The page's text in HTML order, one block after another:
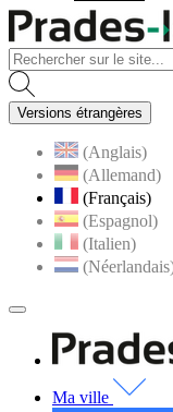
Versions étrangères
(Anglais)
(Allemand)
(Français)
(Espagnol)
(Italien)
MENU
PRINCIPAL
Ma ville